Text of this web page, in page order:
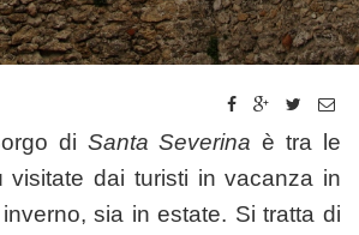
di Santa Severina è tra le
visitate dai turisti in vacanza in
sia in estate. Si tratta di